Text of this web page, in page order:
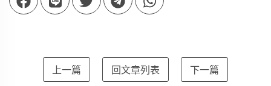
上一篇 回文章列表 下一篇